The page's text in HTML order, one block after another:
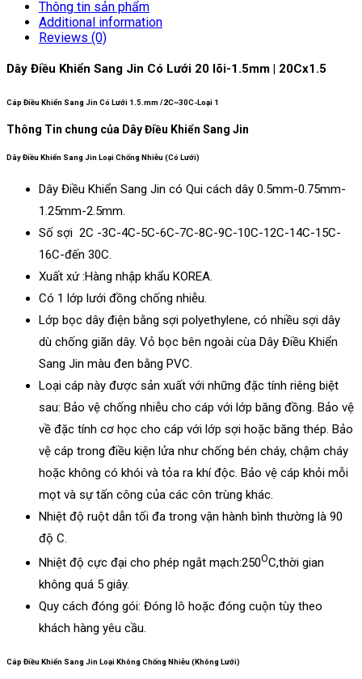
Thông tin sản phẩm
Additional information
Reviews (0)
Dây Điều Khiển Sang Jin Có Lưới 20 lõi-1.5mm | 20Cx1.5
Cáp Điều Khiển Sang Jin Có Lưới 1.5.mm /2C~30C-Loại 1
Thông Tin chung của Dây Điều Khiển Sang Jin
Dây Điều Khiển Sang Jin Loại Chống Nhiễu (Có Lưới)
Dây Điều Khiển Sang Jin có Qui cách dây 0.5mm-0.75mm-
1.25mm-2.5mm.
Số sợi 2C -3C-4C-5C-6C-7C-8C-9C-10C-12C-14C-15C-
16C-đến 30C.
Xuất xứ :Hàng nhập khẩu KOREA.
Có 1 lớp lưới đồng chống nhiễu.
Lớp bọc dây điện bằng sợi polyethylene, có nhiều sợi dây
dù chống giãn dây. Vỏ bọc bên ngoài cùa Dây Điều Khiển
Sang Jin màu đen bằng PVC.
Loại cáp này được sản xuất với những đặc tính riêng biệt
sau: Bảo vệ chống nhiễu cho cáp với lớp băng đồng. Bảo vệ
về đặc tính cơ học cho cáp với lớp sợi hoặc băng thép. Bảo
vệ cáp trong điều kiện lửa như chống bén cháy, chậm cháy
hoặc không có khói và tỏa ra khí độc. Bảo vệ cáp khỏi mỗi
mọt và sự tấn công của các côn trùng khác.
Nhiệt độ ruột dẫn tối đa trong vận hành bình thường là 90
độ C.
Nhiệt độ cực đại cho phép ngắt mạch:250OC,thời gian
không quá 5 giây.
Quy cách đóng gói: Đóng lô hoặc đóng cuộn tùy theo
khách hàng yêu cầu.
Cáp Điều Khiển Sang Jin Loại Không Chống Nhiễu (Không Lưới)